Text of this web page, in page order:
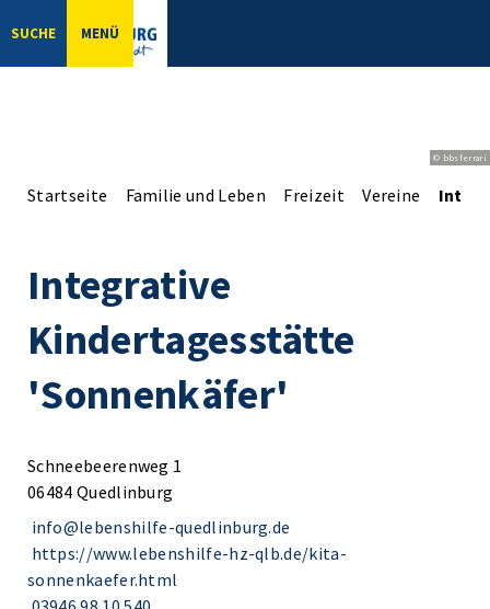
SUCHE MENÜ
© bbsferrari
Startseite Familie und Leben Freizeit Vereine
Integrative
Kindertagesstätte
'Sonnenkäfer'
Schneebeerenweg 1
06484 Quedlinburg
info@lebenshilfe-quedlinburg.de
https://www.lebenshilfe-hz-qlb.de/kita-
sonnenkaefer.html